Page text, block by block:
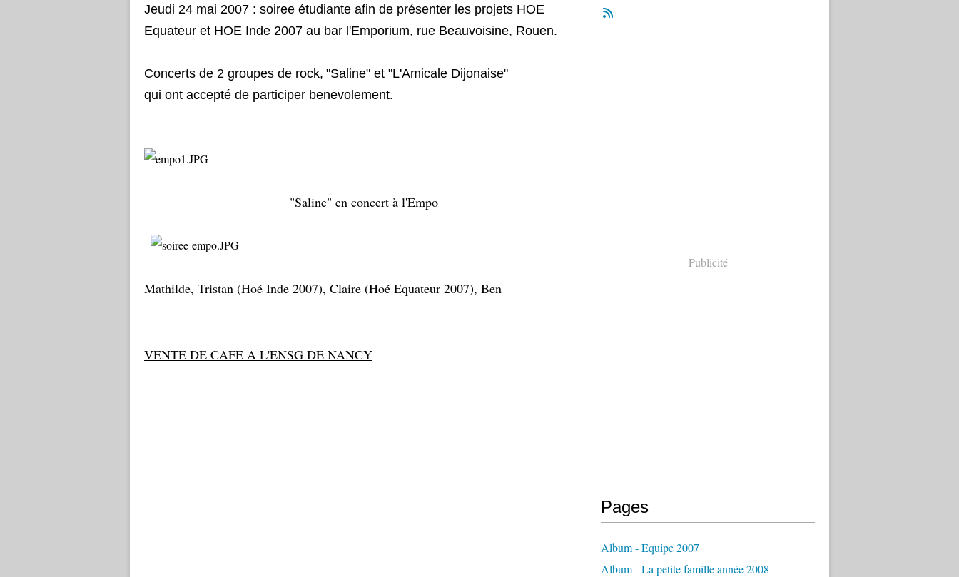
Jeudi 24 mai 2007 : soiree étudiante afin de présenter les projets HOE
Equateur et HOE Inde 2007 au bar l'Emporium, rue Beauvoisine, Rouen.
Concerts de 2 groupes de rock, "Saline" et "L'Amicale Dijonaise"
qui ont accepté de participer benevolement.
"Saline" en concert à l'Empo
Mathilde, Tristan (Hoé Inde 2007), Claire (Hoé Equateur 2007), Ben
VENTE DE CAFE A L'ENSG DE NANCY
Publicité
Pages
Album - Equipe 2007
Album - La petite famille année 2008